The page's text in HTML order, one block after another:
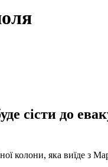
сісти до
колони, яка виїде з